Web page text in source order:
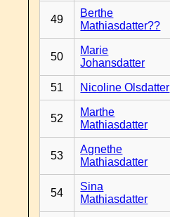
49
Berthe
Mathiasdatter??
50
Marie
Johansdatter
51 Nicoline Olsdatter
52
Marthe
Mathiasdatter
53
Agnethe
Mathiasdatter
54
Sina
Mathiasdatter